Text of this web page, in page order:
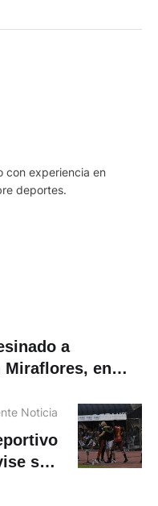
con experiencia en
deportes.
a
Miraflores, en
Noticia
sus